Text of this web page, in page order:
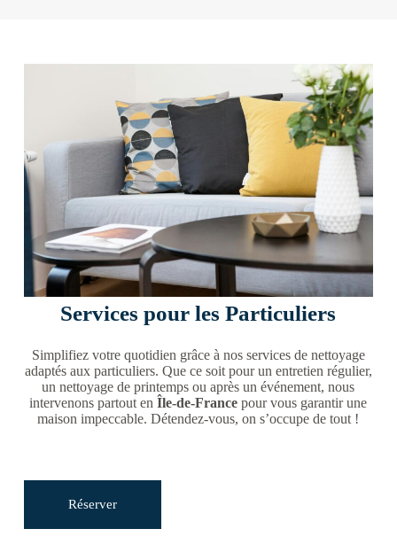
Services pour les Particuliers
Simplifiez votre quotidien grâce à nos services de nettoyage
adaptés aux particuliers. Que ce soit pour un entretien régulier,
un nettoyage de printemps ou après un événement, nous
intervenons partout enÎle-de-France pour vous garantir une
maison impeccable. Détendez-vous, on s’occupe de tout !
Réserver